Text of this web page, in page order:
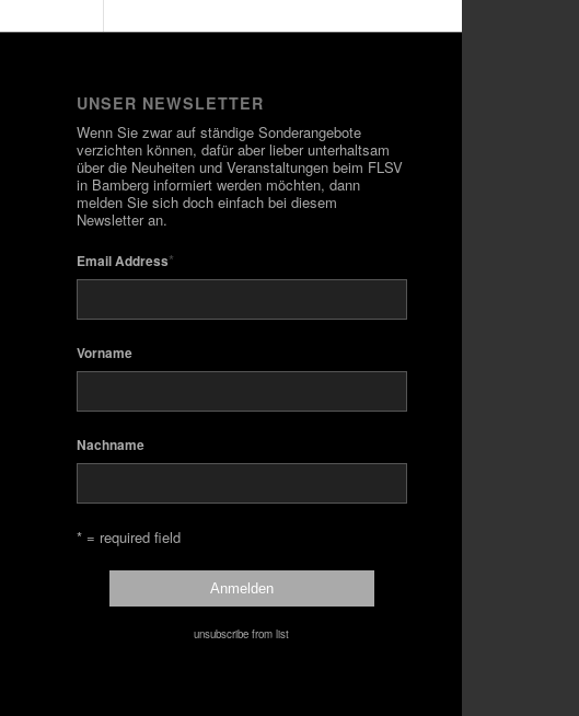
UNSER NEWSLETTER
Wenn Sie zwar auf ständige Sonderangebote
verzichten können, dafür aber lieber unterhaltsam
über die Neuheiten und Veranstaltungen beim FLSV
in Bamberg informiert werden möchten, dann
melden Sie sich doch einfach bei diesem
Newsletter an.
Email Address*
Vorname
Nachname
* = required field
unsubscribe from list